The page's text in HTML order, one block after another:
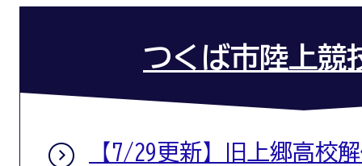
つくば市陸上競
【7/29更新】旧上郷高校